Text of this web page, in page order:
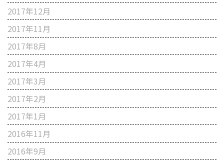
2017年12月
2017年11月
2017年8月
2017年4月
2017年3月
2017年2月
2017年1月
2016年11月
2016年9月